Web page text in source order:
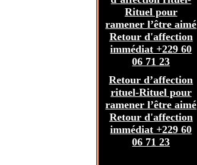
Retour d’affection
rituel-Rituel pour
ramener l’être aimé
Retour d'affection
immédiat +229 60
06 71 23